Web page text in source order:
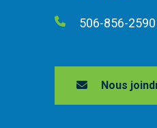
506-856-2590
Nous